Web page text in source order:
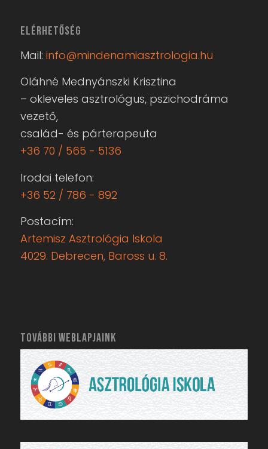
ELÉRHETŐSÉG
Mail: info@mindenamiasztrologia.hu
Oláhné Mednyánszki Krisztina
– okleveles asztrológus, pszichodráma
vezető,
család- és párterapeuta
+36 70 / 565 - 5136
Irodai telefon:
+36 52 / 786 - 892
Postacím:
Artemisz Asztrológia Iskola
4029. Debrecen, Baross u. 8.
TOVÁBBI WEBLAPJAINK